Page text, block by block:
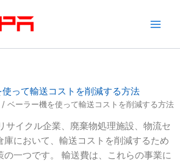
って輸送コストを削減する方法
/ ベーラー機を使って輸送コストを削減する方法
サイクル企業、廃棄物処理施設、物流セ
庫において、輸送コストを削減するため
の一つです。 輸送費は、これらの事業に